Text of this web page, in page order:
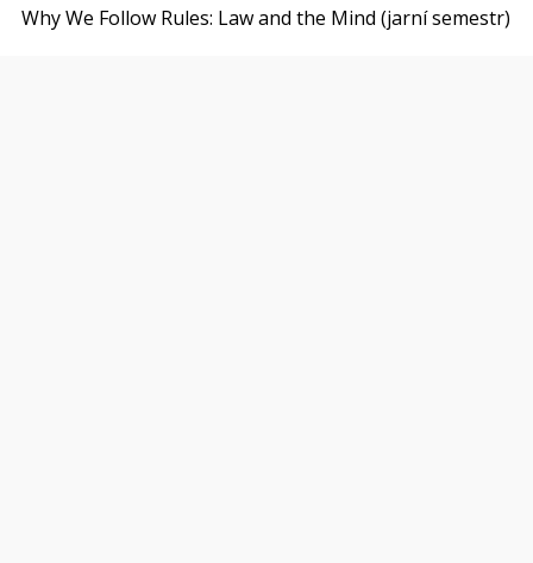
Why We Follow Rules: Law and the Mind (jarní semestr)